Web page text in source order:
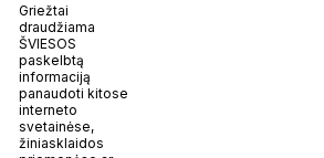
Griežtai
draudžiama
ŠVIESOS
paskelbtą
informaciją
panaudoti kitose
interneto
svetainėse,
žiniasklaidos